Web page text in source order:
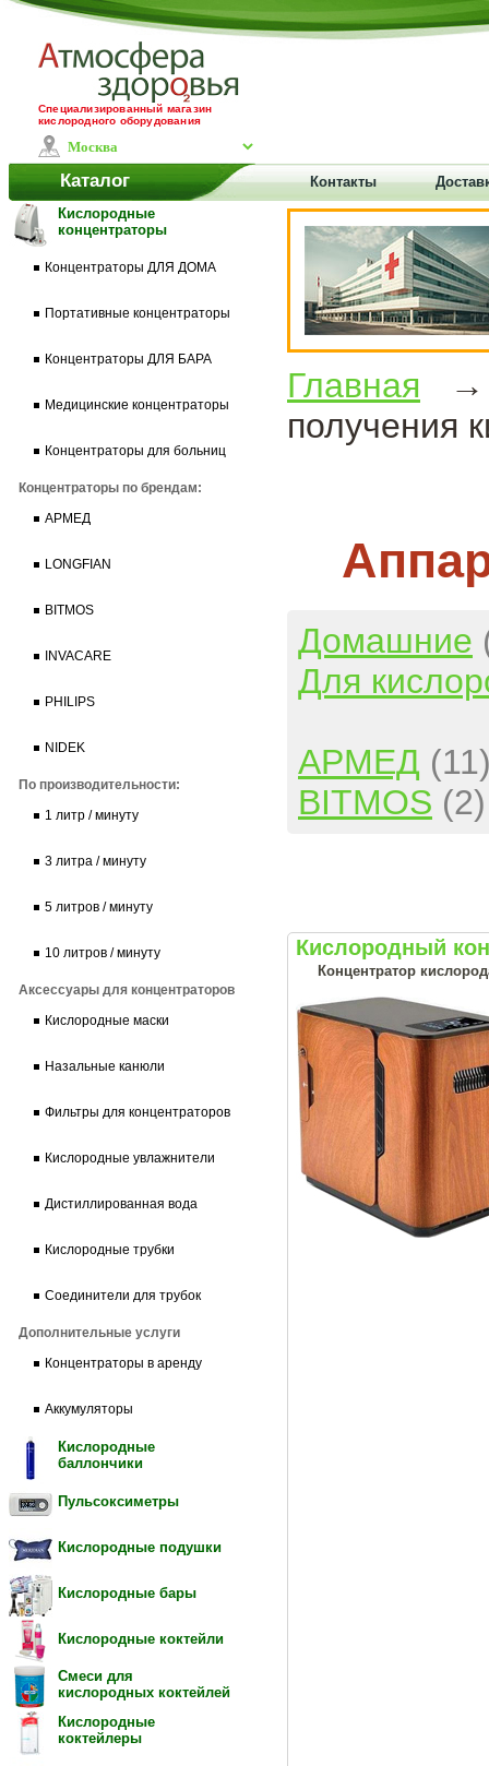
Специализированный магазин
кислородного оборудования
Каталог Контакты
Кислородные
концентраторы
Концентраторы ДЛЯ ДОМА
Портативные концентраторы
Концентраторы ДЛЯ БАРА
Медицинские концентраторы
Концентраторы для больниц
Концентраторы по брендам:
АРМЕД
LONGFIAN
BITMOS
INVACARE
PHILIPS
NIDEK
По производительности:
1 литр / минуту
3 литра / минуту
5 литров / минуту
10 литров / минуту
Аксессуары для концентраторов
Кислородные маски
Назальные канюли
Фильтры для концентраторов
Кислородные увлажнители
Дистиллированная вода
Кислородные трубки
Соединители для трубок
Дополнительные услуги
Концентраторы в аренду
Аккумуляторы
Кислородные
баллончики
Пульсоксиметры
Кислородные подушки
Кислородные бары
Кислородные коктейли
Смеси для
кислородных коктейлей
Кислородные
коктейлеры
Главная
получения
Домашние
Для
АРМЕД
BITMOS (2)
Кислородный
Концентратор